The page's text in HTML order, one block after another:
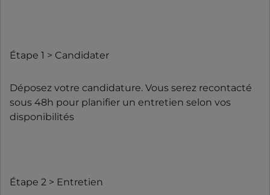
Étape 1 > Candidater
Déposez votre candidature. Vous serez recontacté
sous 48h pour planifier un entretien selon vos
disponibilités
Étape 2 > Entretien